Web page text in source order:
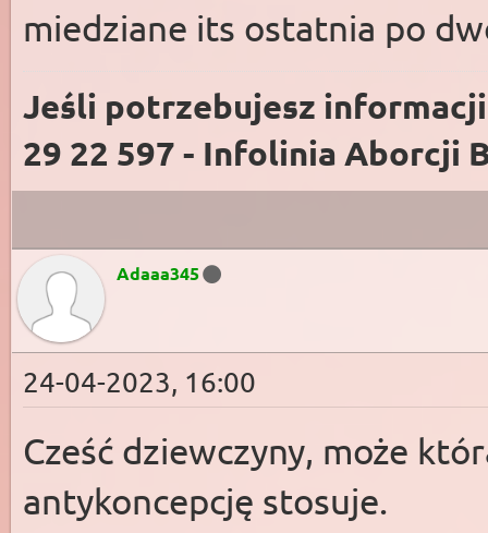
miedziane its ostatnia po
Jeśli potrzebujesz
29 22 597 - Infolinia Aborcji
Adaaa345
24-04-2023, 16:00
Cześć dziewczyny, może
antykoncepcję stosuje.